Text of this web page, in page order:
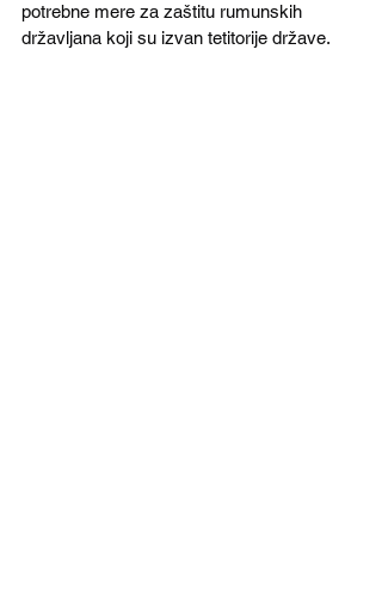
potrebne mere za zaštitu rumunskih
državljana koji su izvan tetitorije države.